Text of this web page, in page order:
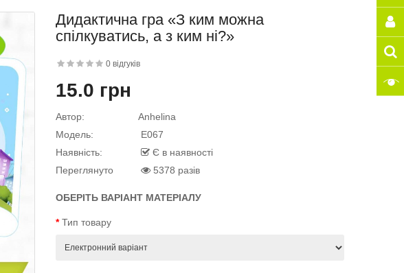
Дидактична гра «З ким можна
спілкуватись, а з ким ні?»
0 відгуків
15.0 грн
Автор:
Anhelina
Модель:
E067
Наявність:
Є в наявності
Переглянуто
5378 разів
ОБЕРІТЬ ВАРІАНТ МАТЕРІАЛУ
Тип товару